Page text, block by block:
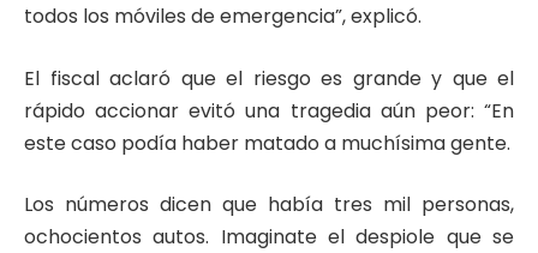
todos los móviles de emergencia”, explicó.
El fiscal aclaró que el riesgo es grande y que el
rápido accionar evitó una tragedia aún peor: “En
este caso podía haber matado a muchísima gente.
Los números dicen que había tres mil personas,
ochocientos autos. Imaginate el despiole que se